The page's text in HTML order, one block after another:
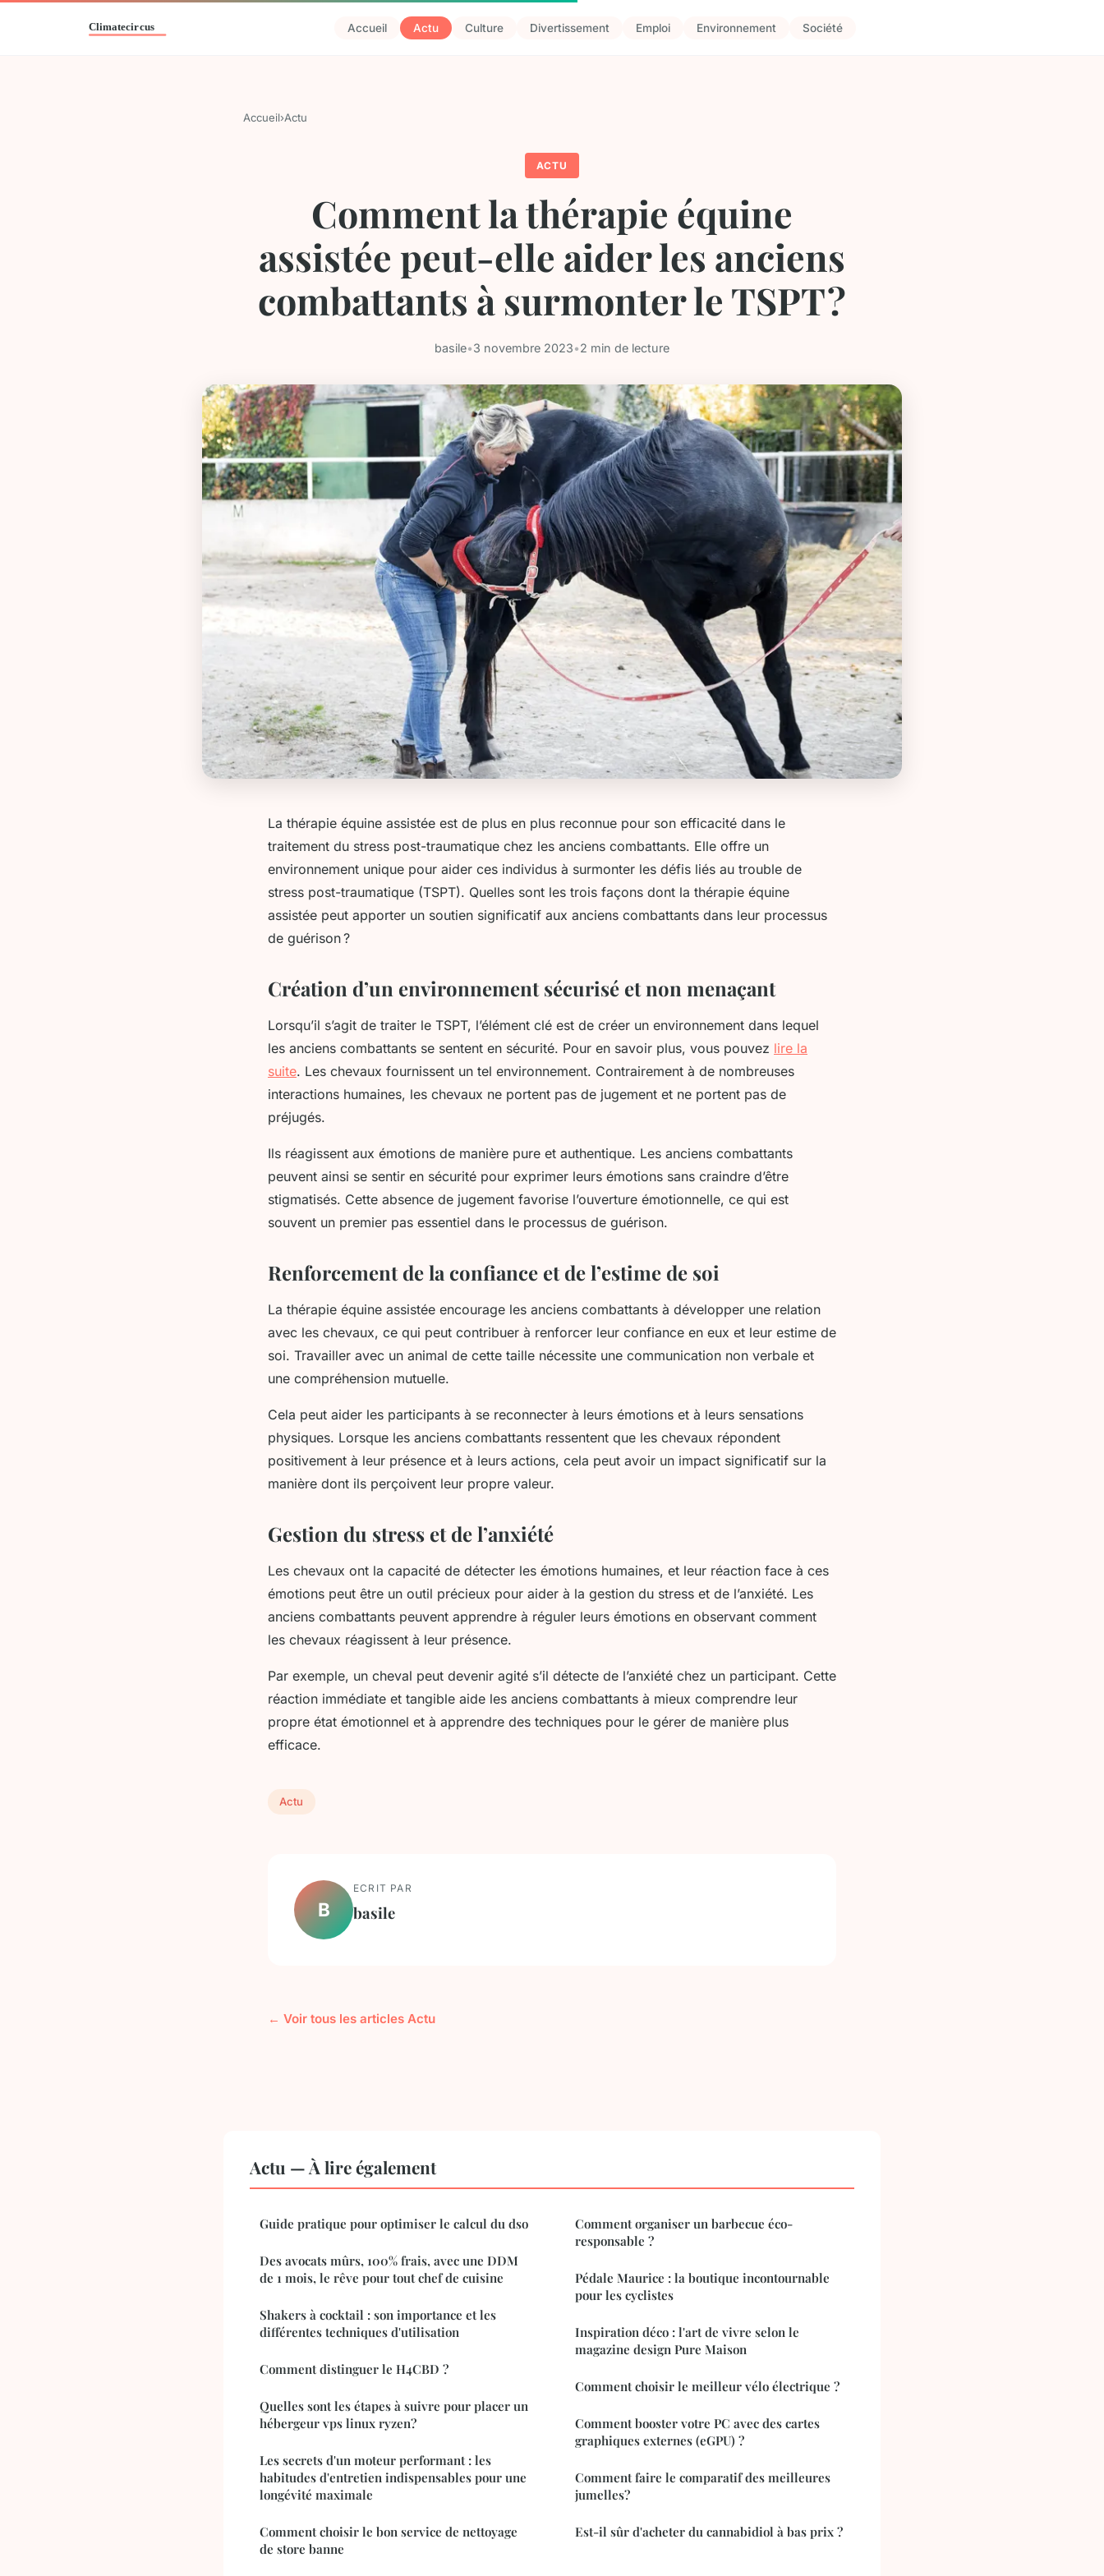
Accueil Actu Culture Divertissement Emploi Environnement Société
Accueil›Actu
ACTU
Comment la thérapie équine
assistée peut-elle aider les anciens
combattants à surmonter le TSPT ?
basile•3 novembre 2023•2 min de lecture
La thérapie équine assistée est de plus en plus reconnue pour son efficacité dans le
traitement du stress post-traumatique chez les anciens combattants. Elle offre un
environnement unique pour aider ces individus à surmonter les défis liés au trouble de
stress post-traumatique (TSPT). Quelles sont les trois façons dont la thérapie équine
assistée peut apporter un soutien significatif aux anciens combattants dans leur processus
de guérison ?
Création d’un environnement sécurisé et non menaçant
Lorsqu’il s’agit de traiter le TSPT, l’élément clé est de créer un environnement dans lequel
les anciens combattants se sentent en sécurité. Pour en savoir plus, vous pouvez lire la
suite. Les chevaux fournissent un tel environnement. Contrairement à de nombreuses
interactions humaines, les chevaux ne portent pas de jugement et ne portent pas de
préjugés.
Ils réagissent aux émotions de manière pure et authentique. Les anciens combattants
peuvent ainsi se sentir en sécurité pour exprimer leurs émotions sans craindre d’être
stigmatisés. Cette absence de jugement favorise l’ouverture émotionnelle, ce qui est
souvent un premier pas essentiel dans le processus de guérison.
Renforcement de la confiance et de l’estime de soi
La thérapie équine assistée encourage les anciens combattants à développer une relation
avec les chevaux, ce qui peut contribuer à renforcer leur confiance en eux et leur estime de
soi. Travailler avec un animal de cette taille nécessite une communication non verbale et
une compréhension mutuelle.
Cela peut aider les participants à se reconnecter à leurs émotions et à leurs sensations
physiques. Lorsque les anciens combattants ressentent que les chevaux répondent
positivement à leur présence et à leurs actions, cela peut avoir un impact significatif sur la
manière dont ils perçoivent leur propre valeur.
Gestion du stress et de l’anxiété
Les chevaux ont la capacité de détecter les émotions humaines, et leur réaction face à ces
émotions peut être un outil précieux pour aider à la gestion du stress et de l’anxiété. Les
anciens combattants peuvent apprendre à réguler leurs émotions en observant comment
les chevaux réagissent à leur présence.
Par exemple, un cheval peut devenir agité s’il détecte de l’anxiété chez un participant. Cette
réaction immédiate et tangible aide les anciens combattants à mieux comprendre leur
propre état émotionnel et à apprendre des techniques pour le gérer de manière plus
efficace.
Actu
B
ECRIT PAR
basile
← Voir tous les articles Actu
Actu — À lire également
Guide pratique pour optimiser le calcul du dso
Des avocats mûrs, 100% frais, avec une DDM
de 1 mois, le rêve pour tout chef de cuisine
Shakers à cocktail : son importance et les
différentes techniques d'utilisation
Comment distinguer le H4CBD ?
Quelles sont les étapes à suivre pour placer un
hébergeur vps linux ryzen?
Les secrets d'un moteur performant : les
habitudes d'entretien indispensables pour une
longévité maximale
Comment choisir le bon service de nettoyage
de store banne
Comment organiser un barbecue éco-
responsable ?
Pédale Maurice : la boutique incontournable
pour les cyclistes
Inspiration déco : l'art de vivre selon le
magazine design Pure Maison
Comment choisir le meilleur vélo électrique ?
Comment booster votre PC avec des cartes
graphiques externes (eGPU) ?
Comment faire le comparatif des meilleures
jumelles?
Est-il sûr d'acheter du cannabidiol à bas prix ?